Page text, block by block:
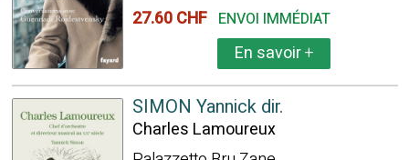
27.60 CHF ENVOI IMMÉDIAT
En savoir+
SIMON Yannick dir.
Charles Lamoureux